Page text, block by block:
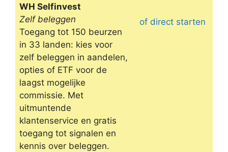
WH Selfinvest
Zelf beleggen
Toegang tot 150 beurzen
in 33 landen: kies voor
zelf beleggen in aandelen,
opties of ETF voor de
laagst mogelijke
commissie. Met
uitmuntende
klantenservice en gratis
toegang tot signalen en
kennis over beleggen.
of direct starten